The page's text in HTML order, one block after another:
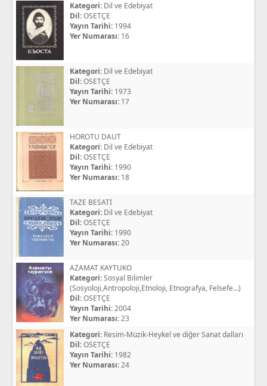
Kategori: Dil ve Edebiyat
Dil:OSETÇE
Yayın Tarihi: 1994
Yer Numarası: 16
Kategori: Dil ve Edebiyat
Dil:OSETÇE
Yayın Tarihi: 1973
Yer Numarası: 17
HOROTU DAUT
Kategori: Dil ve Edebiyat
Dil:OSETÇE
Yayın Tarihi: 1990
Yer Numarası: 18
TAZE BESATI
Kategori: Dil ve Edebiyat
Dil:OSETÇE
Yayın Tarihi: 1990
Yer Numarası:20
AZAMAT KAYTUKO
Kategori:Sosyal Bilimler
(Sosyoloji,Antropoloji,Etnoloji, Etnografya, Felsefe...)
Dil:OSETÇE
Yayın Tarihi:2004
Yer Numarası:23
Kategori: Resim-Müzik-Heykel ve diğer Sanat dalları
Dil:OSETÇE
Yayın Tarihi: 1982
Yer Numarası:24